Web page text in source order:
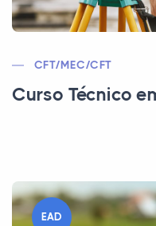
CFT/MEC/CFT
Curso Técnico
EAD